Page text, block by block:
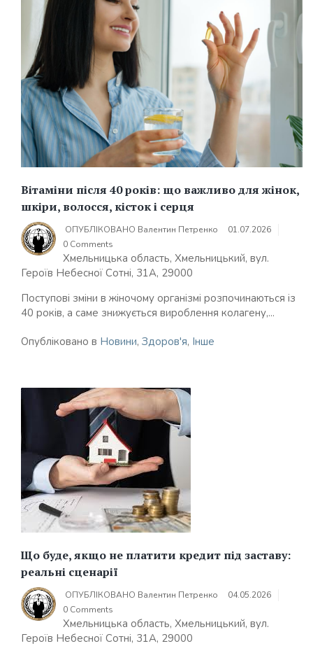
Вітаміни після 40 років: що важливо для жінок,
шкіри, волосся, кісток і серця
ОПУБЛІКОВАНО Валентин Петренко
01.07.2026
0 Comments
Хмельницька область, Хмельницький, вул.
Героїв Небесної Сотні, 31А, 29000
Поступові зміни в жіночому організмі розпочинаються із
40 років, а саме знижується вироблення колагену,...
Опубліковано в Новини, Здоров'я, Інше
Що буде, якщо не платити кредит під заставу:
реальні сценарії
ОПУБЛІКОВАНО Валентин Петренко
04.05.2026
0 Comments
Хмельницька область, Хмельницький, вул.
Героїв Небесної Сотні, 31А, 29000